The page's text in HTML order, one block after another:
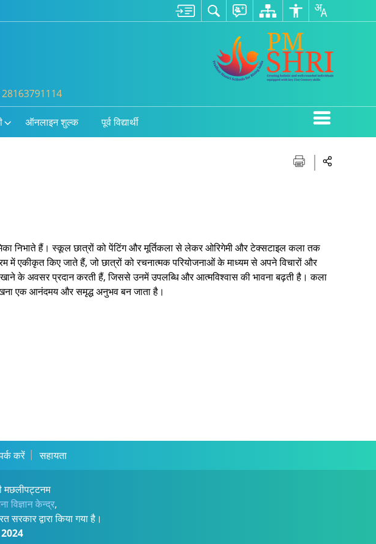
28163791114
ऑनलाइन शुल्क पूर्व विद्यार्थी
निभाते हैं। स्कूल छात्रों को पेंटिंग और मूर्तिकला से लेकर ओरिगेमी और टेक्सटाइल कला तक
में एकीकृत किए जाते हैं, जो छात्रों को रचनात्मक परियोजनाओं के माध्यम से अपने विचारों और
के अवसर प्रदान करती हैं, जिससे उनमें उपलब्धि और आत्मविश्वास की भावना बढ़ती है। कला
एक आनंदमय और समृद्ध अनुभव बन जाता है।
करें सहायता
मछलीपट्टनम
विज्ञान केन्द्र,
सरकार द्वारा किया गया है।